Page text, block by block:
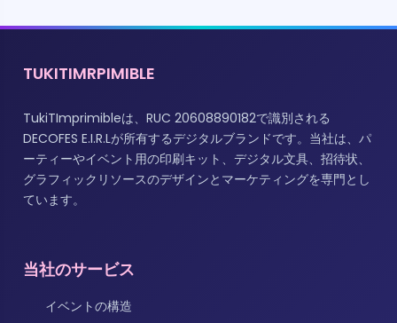
TUKITIMRPIMIBLE
TukiTImprimibleは、RUC 20608890182で識別される
DECOFES E.I.R.Lが所有するデジタルブランドです。当社は、パ
ーティーやイベント用の印刷キット、デジタル文具、招待状、
グラフィックリソースのデザインとマーケティングを専門とし
ています。
当社のサービス
イベントの構造